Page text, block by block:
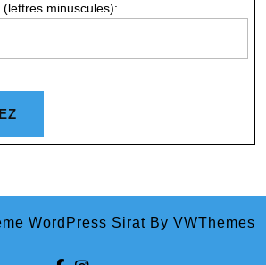
minuscules):
WordPress Sirat By VWThemes